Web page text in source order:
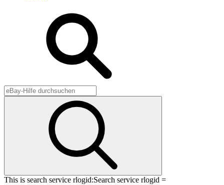
This is search service rlogid:Search service rlogid =